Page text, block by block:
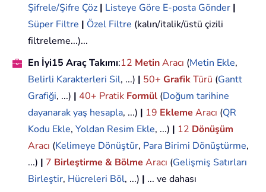
Şifrele/Şifre Çöz | Listeye Göre E-posta Gönder |
Süper Filtre | Özel Filtre (kalın/italik/üstü çizili
filtreleme...)...
En İyi15 Araç Takımı:12 MetinAracı (Metin Ekle,
Belirli Karakterleri Sil, ...) | 50+ GrafikTürü (Gantt
Grafiği, ...) | 40+ Pratik Formül (Doğum tarihine
dayanarak yaş hesapla, ...) | 19 Ekleme Aracı (QR
Kodu Ekle, Yoldan Resim Ekle, ...) | 12 Dönüşüm
Aracı (Kelimeye Dönüştür, Para Birimi Dönüştürme,
...) | 7 Birleştirme & Bölme Aracı (Gelişmiş Satırları
Birleştir, Hücreleri Böl, ...) | ... ve dahası